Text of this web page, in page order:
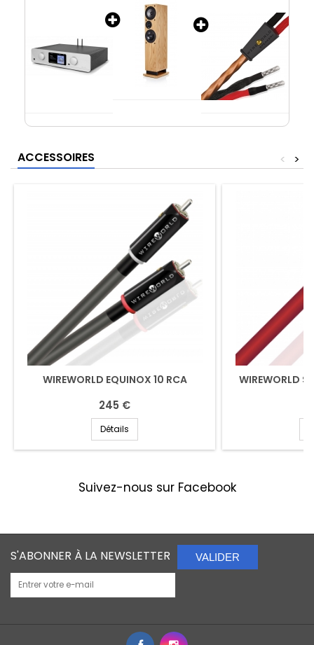
ACCESSOIRES >
<
WIREWORLD EQUINOX 10 RCA
245 €
Détails
WIREWORLD
Suivez-nous sur Facebook
S'ABONNER À LA NEWSLETTER VALIDER